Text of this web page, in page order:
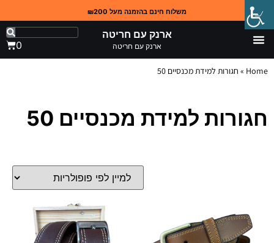
משלוח חינם בהזמנה מעל ₪200
ארנק עם חריטה
ארנק עם חריטה 0
Home
» חגורות למידת מכנסיים 50
חגורות למידת מכנסיים 50